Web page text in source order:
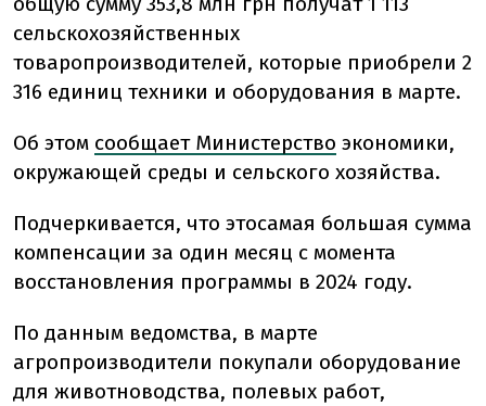
сельскохозяйственных
товаропроизводителей, которые приобрели 2
316 единиц техники и оборудования в марте.
Об этом сообщает Министерство экономики,
окружающей среды и сельского хозяйства.
Подчеркивается, что этосамая большая сумма
компенсации за один месяц с момента
восстановления программы в 2024 году.
По данным ведомства, в марте
агропроизводители покупали оборудование
для животноводства, полевых работ,